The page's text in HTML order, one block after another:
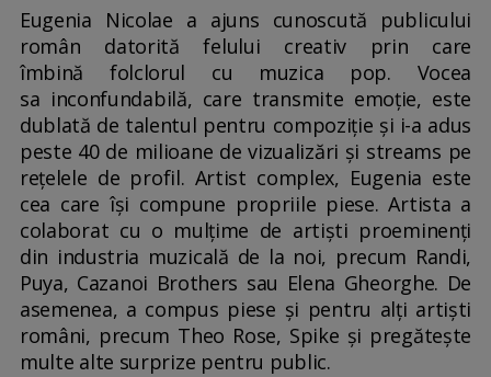
Eugenia Nicolae a ajuns cunoscută publicului
român datorită felului creativ prin care
îmbină folclorul cu muzica pop. Vocea
sa inconfundabilă, care transmite emoție, este
dublată de talentul pentru compoziție și i-a adus
peste 40 de milioane de vizualizări și streams pe
rețelele de profil. Artist complex, Eugenia este
cea care își compune propriile piese. Artista a
colaborat cu o mulțime de artiști proeminenți
din industria muzicală de la noi, precum Randi,
Puya, Cazanoi Brothers sau Elena Gheorghe. De
asemenea, a compus piese și pentru alți artiști
români, precum Theo Rose, Spike și pregătește
multe alte surprize pentru public.